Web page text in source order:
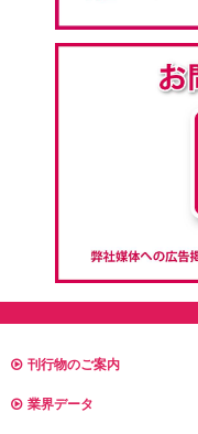
刊行物のご案内
業界データ